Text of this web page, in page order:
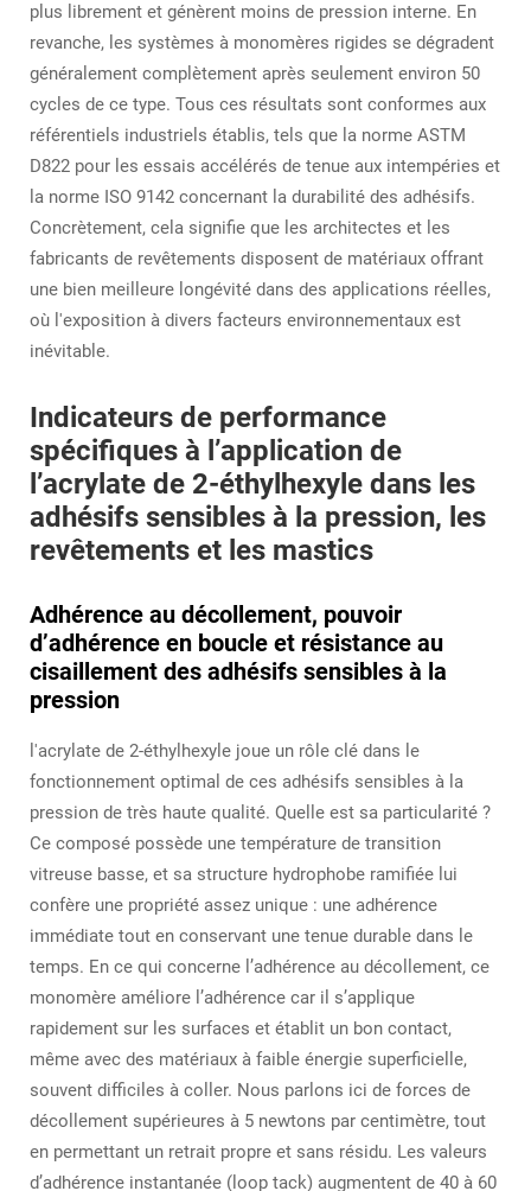
plus librement et génèrent moins de pression interne. En
revanche, les systèmes à monomères rigides se dégradent
généralement complètement après seulement environ 50
cycles de ce type. Tous ces résultats sont conformes aux
référentiels industriels établis, tels que la norme ASTM
D822 pour les essais accélérés de tenue aux intempéries et
la norme ISO 9142 concernant la durabilité des adhésifs.
Concrètement, cela signifie que les architectes et les
fabricants de revêtements disposent de matériaux offrant
une bien meilleure longévité dans des applications réelles,
où l'exposition à divers facteurs environnementaux est
inévitable.
Indicateurs de performance
spécifiques à l’application de
l’acrylate de 2-éthylhexyle dans les
adhésifs sensibles à la pression, les
revêtements et les mastics
Adhérence au décollement, pouvoir
d’adhérence en boucle et résistance au
cisaillement des adhésifs sensibles à la
pression
l'acrylate de 2-éthylhexyle joue un rôle clé dans le
fonctionnement optimal de ces adhésifs sensibles à la
pression de très haute qualité. Quelle est sa particularité ?
Ce composé possède une température de transition
vitreuse basse, et sa structure hydrophobe ramifiée lui
confère une propriété assez unique : une adhérence
immédiate tout en conservant une tenue durable dans le
temps. En ce qui concerne l’adhérence au décollement, ce
monomère améliore l’adhérence car il s’applique
rapidement sur les surfaces et établit un bon contact,
même avec des matériaux à faible énergie superficielle,
souvent difficiles à coller. Nous parlons ici de forces de
décollement supérieures à 5 newtons par centimètre, tout
en permettant un retrait propre et sans résidu. Les valeurs
d’adhérence instantanée (loop tack) augmentent de 40 à 60